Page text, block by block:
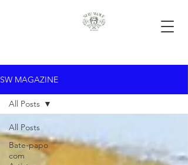
SW MAGAZINE
All Posts
Bate-papo
com
All Posts